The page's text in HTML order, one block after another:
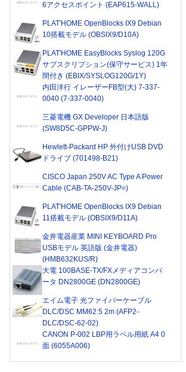
6アクセスポイント (EAP615-WALL)
PLAT'HOME OpenBlocks IX9 Debian
10搭載モデル (OBSIX9/D10A)
PLAT'HOME EasyBlocks Syslog 120G
サブスクリプション(保守サービス) 1年
間付き (EBIX/SYSLOG120G/1Y)
内田洋行 イレーザーFB型(大) 7-337-
0040 (7-337-0040)
三菱電機 GX Developer 日本語版
(SW8D5C-GPPW-J)
Hewlett-Packard HP 外付けUSB DVD
ドライブ (701498-B21)
CISCO Japan 250V AC Type A Power
Cable (CAB-TA-250V-JP=)
PLAT'HOME OpenBlocks IX9 Debian
11搭載モデル (OBSIX9/D11A)
金井電器産業 MINI KEYBOARD Pro
USBモデル 英語版 (金井電器)
(HMB632KUS/R)
大電 100BASE-TX/FXメディアコンバ
ータ DN2800GE (DN2800GE)
エイム電子 光ファイバーケーブル
DLC/DSC MM62.5 2m (AFP2-
DLC/DSC-62-02)
CANON P-002 LBP用ラベル用紙 A4 0
面 (6055A006)